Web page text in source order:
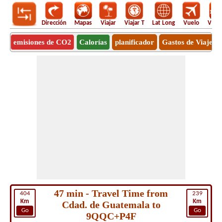
Dirección Mapas Viajar Viajar T Lat Long Vuelo
emisiones de CO2 Calorías planificador Gastos de Viaje
404
Km
Go
239
Km
Go
47 min - Travel Time from
Cdad. de Guatemala to
9QQC+P4F